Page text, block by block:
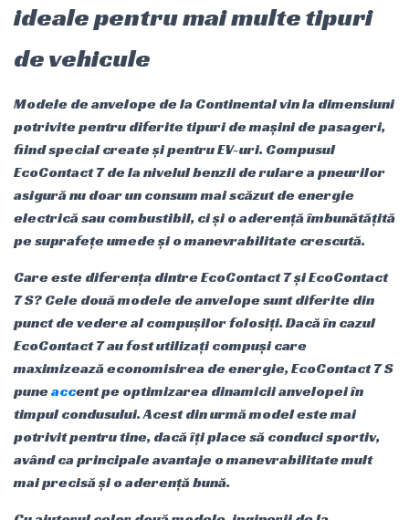
ideale pentru mai multe tipuri
de vehicule
Modele de anvelope de la Continental vin la dimensiuni
potrivite pentru diferite tipuri de mașini de pasageri,
fiind special create și pentru EV-uri. Compusul
EcoContact 7 de la nivelul benzii de rulare a pneurilor
asigură nu doar un consum mai scăzut de energie
electrică sau combustibil, ci și o aderență îmbunătățită
pe suprafețe umede și o manevrabilitate crescută.
Care este diferența dintre EcoContact 7 și EcoContact
7 S? Cele două modele de anvelope sunt diferite din
punct de vedere al compușilor folosiți. Dacă în cazul
EcoContact 7 au fost utilizați compuși care
maximizează economisirea de energie, EcoContact 7 S
puneaccent pe optimizarea dinamicii anvelopei în
timpul condusului. Acest din urmă model este mai
potrivit pentru tine, dacă îți place să conduci sportiv,
având ca principale avantaje o manevrabilitate mult
mai precisă și o aderență bună.